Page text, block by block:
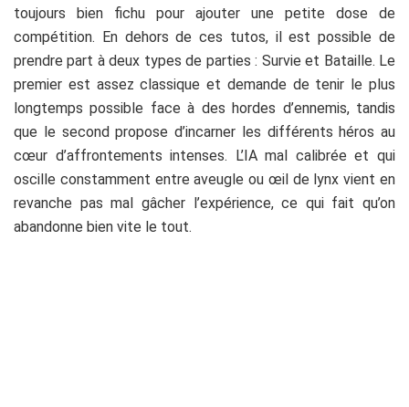
toujours bien fichu pour ajouter une petite dose de
compétition. En dehors de ces tutos, il est possible de
prendre part à deux types de parties : Survie et Bataille. Le
premier est assez classique et demande de tenir le plus
longtemps possible face à des hordes d’ennemis, tandis
que le second propose d’incarner les différents héros au
cœur d’affrontements intenses. L’IA mal calibrée et qui
oscille constamment entre aveugle ou œil de lynx vient en
revanche pas mal gâcher l’expérience, ce qui fait qu’on
abandonne bien vite le tout.